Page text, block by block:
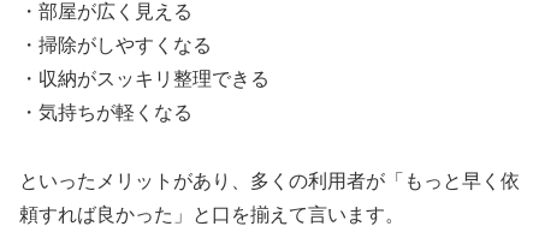
・部屋が広く見える
・掃除がしやすくなる
・収納がスッキリ整理できる
・気持ちが軽くなる
といったメリットがあり、多くの利用者が「もっと早く依
頼すれば良かった」と口を揃えて言います。